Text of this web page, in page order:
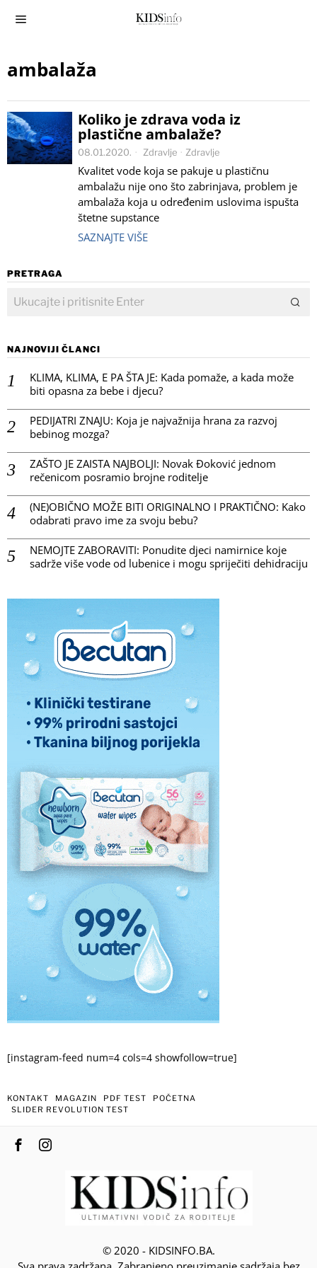
ambalaža
Koliko je zdrava voda iz
plastične ambalaže?
08.01.2020. Zdravlje · Zdravlje
Kvalitet vode koja se pakuje u plastičnu
ambalažu nije ono što zabrinjava, problem je
ambalaža koja u određenim uslovima ispušta
štetne supstance
SAZNAJTE VIŠE
PRETRAGA
NAJNOVIJI ČLANCI
KLIMA, KLIMA, E PA ŠTA JE: Kada pomaže, a kada može
biti opasna za bebe i djecu?
PEDIJATRI ZNAJU: Koja je najvažnija hrana za razvoj
bebinog mozga?
ZAŠTO JE ZAISTA NAJBOLJI: Novak Đoković jednom
rečenicom posramio brojne roditelje
(NE)OBIČNO MOŽE BITI ORIGINALNO I PRAKTIČNO: Kako
odabrati pravo ime za svoju bebu?
NEMOJTE ZABORAVITI: Ponudite djeci namirnice koje
sadrže više vode od lubenice i mogu spriječiti dehidraciju
[instagram-feed num=4 cols=4 showfollow=true]
KONTAKT MAGAZIN PDF TEST
POČETNA
SLIDER REVOLUTION TEST
© 2020 - KIDSINFO.BA.